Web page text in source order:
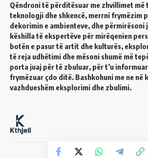
Qëndroni të përditësuar me zhvillimet më
teknologji dhe shkencë, merrni frymëzim
dekorimin e ambienteve, dhe përmirësoni
këshilla të ekspertëve për mirëqenien
botën e pasur të artit dhe kulturës,
të reja udhëtimi dhe mësoni shumë më
porta juaj për të zbuluar, për t’u
frymëzuar çdo ditë. Bashkohuni me ne në
vazhdueshëm eksplorimi dhe zbulimi.
© 2024 Kthjell. All Rights